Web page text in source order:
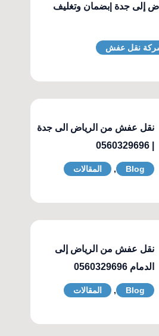
إلى جدة |بضمان وتغليف
نقل عفش
نقل عفش من الرياض الى جدة
Blog
, المقالات
نقل عفش من الرياض إلى
الدمام 0560329696
Blog
, المقالات